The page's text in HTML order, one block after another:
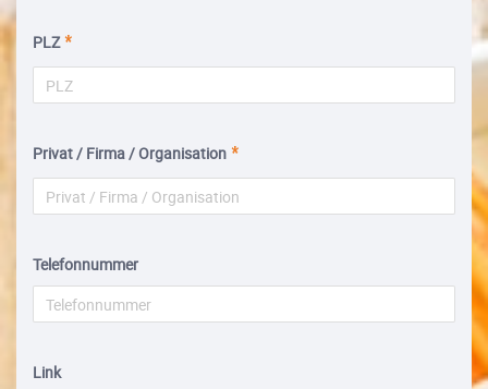
PLZ
Privat / Firma / Organisation
Telefonnummer
Link